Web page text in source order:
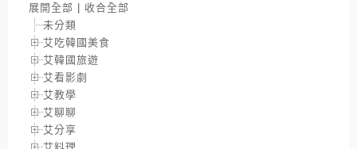
展開全部 | 收合全部
未分類
艾吃韓國美食
艾韓國旅遊
艾看影劇
艾教學
艾聊聊
艾分享